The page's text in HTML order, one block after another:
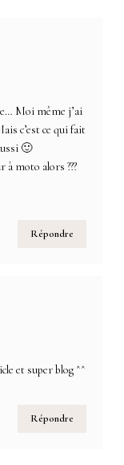
Moi même j’ai
c’est ce qui fait
🙂
à moto alors ???
Répondre
et super blog ^^
Répondre